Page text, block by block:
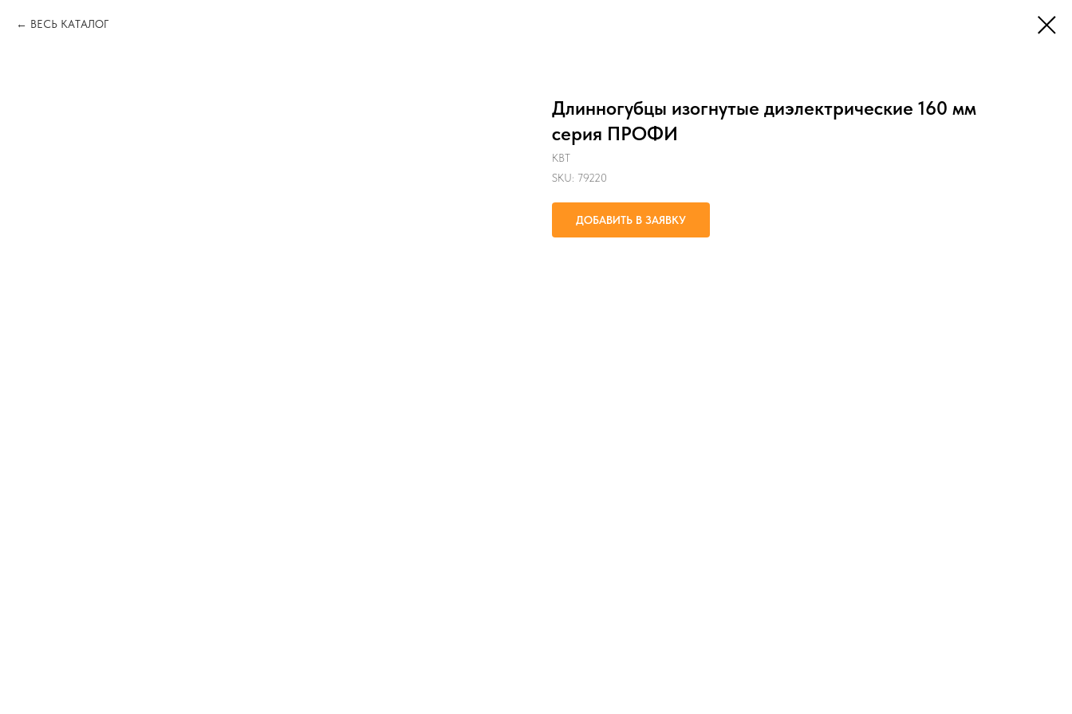
ВЕСЬ КАТАЛОГ
Длинногубцы изогнутые диэлектрические 160 мм
серия ПРОФИ
КВТ
SKU: 79220
ДОБАВИТЬ В ЗАЯВКУ